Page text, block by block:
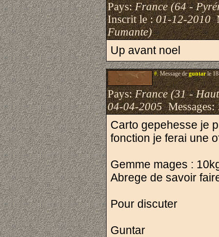
Pays:France (64 -
Inscrit le :01-12-2010
Fumante)
Up avant noel
#.Message deguntarle
Pays:France (31 -
04-04-2005Messages:
Carto gepehesse je
fonction je ferai une
Gemme mages :
Abrege de savoir
Pour discuter
Guntar